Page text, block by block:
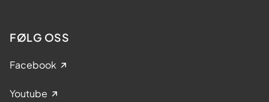
FØLG OSS
Facebook
Youtube